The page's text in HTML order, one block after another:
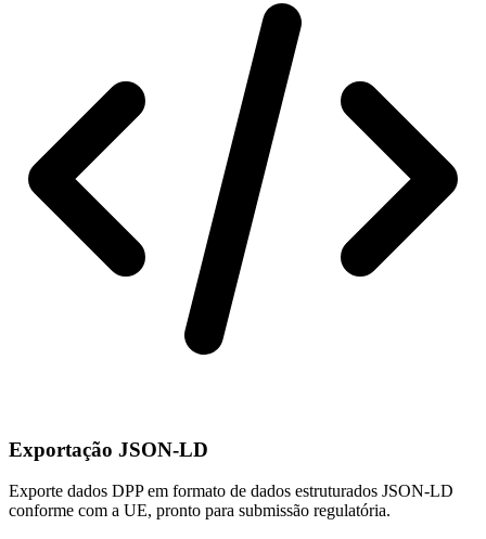
Exportação JSON-LD
Exporte dados DPP em formato de dados estruturados JSON-LD
conforme com a UE, pronto para submissão regulatória.